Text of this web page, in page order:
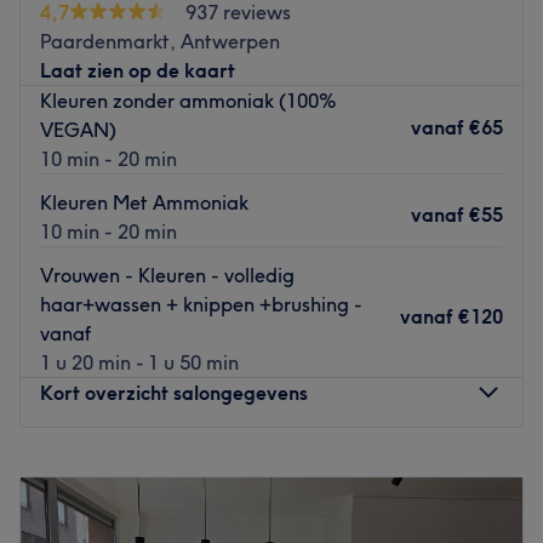
visage, massages, soins du corps, traitements anti-
cellulite et amincissants, épilations à la cire et au laser
ou encore coiffures pour cheveux européens et afro sont
réalisés chez Cliona Beauty avec l'expertise et l'attention
qui caractérisent les professionnels de l'équipe. Pour tous
les goûts et tous les profils, Cliona Beauty est le havre de
beauté où vos atouts séduction seront magnifiés.
4,7
937 reviews
Paardenmarkt, Antwerpen
Laat zien op de kaart
Kleuren zonder ammoniak (100%
VEGAN)
10 min - 20 min
vanaf €65
Kleuren Met Ammoniak
10 min - 20 min
vanaf €55
Vrouwen - Kleuren - volledig
haar+wassen + knippen +brushing -
vanaf
1 u 20 min - 1 u 50 min
vanaf €120
Kort overzicht salongegevens
Dinsdag
08:00
Woensdag